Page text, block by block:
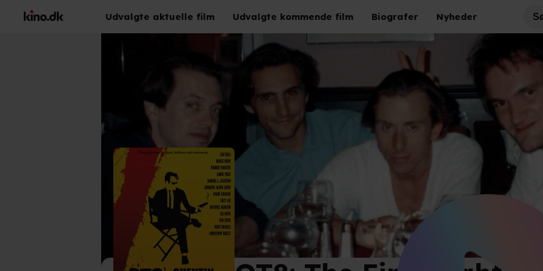
Udvalgte aktuelle film Udvalgte kommende film Biografer Nyheder